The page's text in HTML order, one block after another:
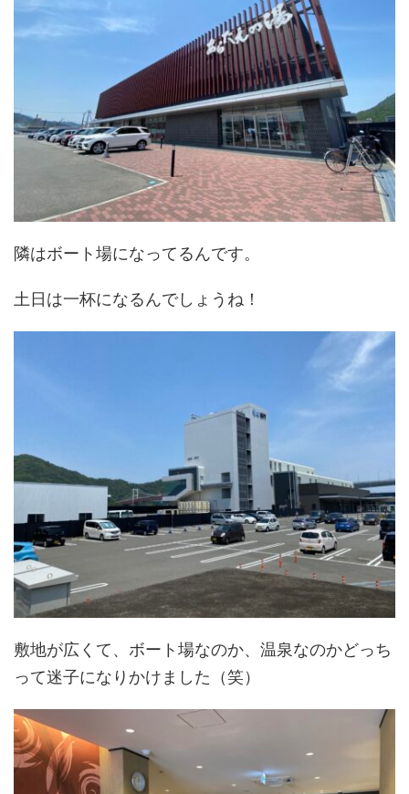
隣はボート場になってるんです。
土日は一杯になるんでしょうね！
敷地が広くて、ボート場なのか、温泉なのかどっち
って迷子になりかけました（笑）